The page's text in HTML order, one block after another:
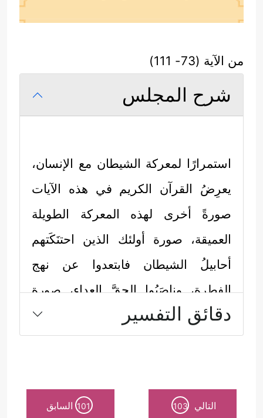
من الآية (73- 111)
شرح المجلس
استمرارًا لمعركة الشيطان مع الإنسان،
يعرِضُ القرآن الكريم في هذه الآيات
صورةً أخرى لهذه المعركة الطويلة
العميقة، صورة أولئك الذين احتنَكَتهم
أحابيلُ الشيطان فابتعدوا عن نهج
الفِطرة، وناصَبُوا الحقَّ العداء، صورة
مُتكرِّرة في مواجهة كلِّ دعوة كريمة،
وهنا يقِفُ مُشرِكو مكة مُجنِّدين أنفسهم
الخاتمﷺوالثلَّة التي آمَنت معه، وهذه
دقائق التفسير
التالي 103
101 السابق